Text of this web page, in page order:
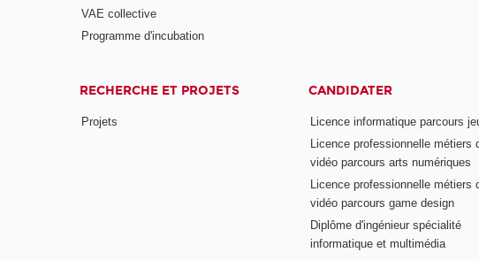
VAE collective
Programme d'incubation
RECHERCHE ET PROJETS
Projets
CANDIDATER
Licence informatique parcours
Licence professionnelle métiers
vidéo parcours arts numériques
Licence professionnelle métiers
vidéo parcours game design
Diplôme d'ingénieur spécialité
informatique et multimédia